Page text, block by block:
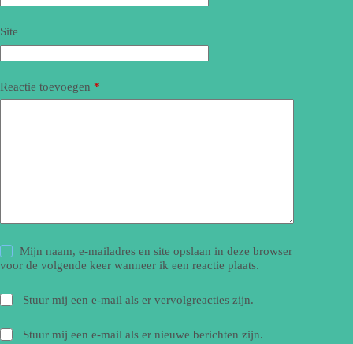
Site
Reactie toevoegen *
Mijn naam, e-mailadres en site opslaan in deze browser
voor de volgende keer wanneer ik een reactie plaats.
Stuur mij een e-mail als er vervolgreacties zijn.
Stuur mij een e-mail als er nieuwe berichten zijn.